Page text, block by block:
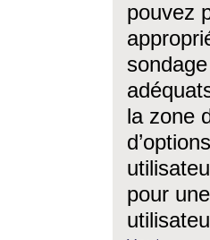
pouvez
la zone
pour